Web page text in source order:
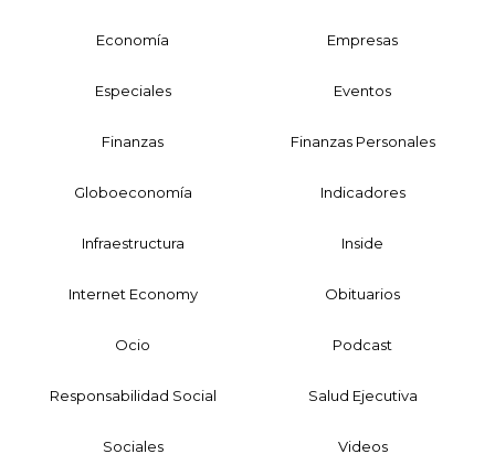
Economía Empresas
Especiales Eventos
Finanzas Finanzas Personales
Globoeconomía Indicadores
Infraestructura Inside
Internet Economy Obituarios
Ocio Podcast
Responsabilidad Social Salud Ejecutiva
Sociales Videos